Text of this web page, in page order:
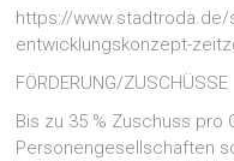
https://
entwicklungskonzept-
FÖRDERUNG/ZUSCHÜSSE
Bis zu 35 % Zuschuss pro
Personengesellschaften